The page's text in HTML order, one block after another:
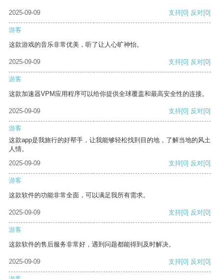
2025-09-09 支持[0] 反对[0]
游客
这款游戏的音乐非常优美，听了让人心旷神怡。
2025-09-09 支持[0] 反对[0]
游客
这款加速器VPM应用程序可以给你提供全球覆盖和最高安全性的连接。
2025-09-09 支持[0] 反对[0]
游客
这款app是我旅行的好帮手，让我能够轻松找到目的地，了解当地的风土
人情。
2025-09-09
支持[0] 反对[0]
游客
这款软件的功能非常全面，可以满足我所有需求。
2025-09-09 支持[0] 反对[0]
游客
这款软件的售后服务非常好，遇到问题都能得到及时解决。
2025-09-09 支持[0] 反对[0]